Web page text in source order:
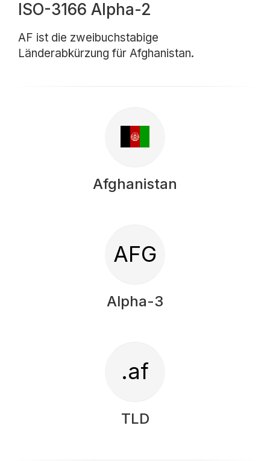
ISO-3166 Alpha-2
AF ist die zweibuchstabige
Länderabkürzung für Afghanistan.
Afghanistan
AFG
Alpha-3
.af
TLD